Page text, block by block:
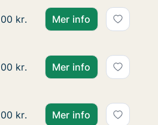
att hyra i Knivsta,
kr. Mer info
att hyra i Knivsta,
kr. Mer info
att hyra i Uppsala,
kr. Mer info